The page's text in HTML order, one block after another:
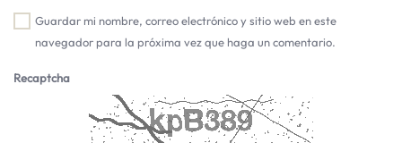
Guardar mi nombre, correo electrónico y sitio web en este
navegador para la próxima vez que haga un comentario.
Recaptcha